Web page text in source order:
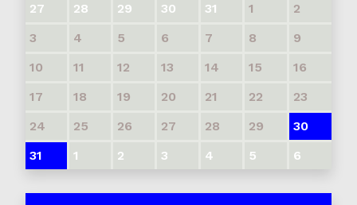
27 28 29 30 31 1
2
3
4 5 6 7 8
9
10
11 12 13 14 15
16
17
18 19 20 21 22
23
24
25 26 27 28 29
30
31
1 2 3 4 5 6